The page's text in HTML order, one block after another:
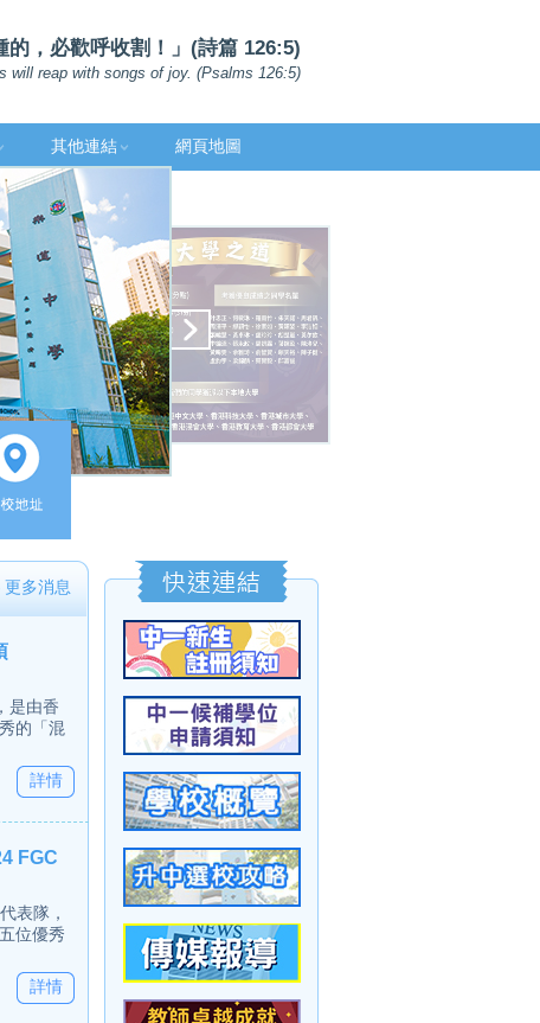
的，必歡呼收割！」(詩篇 126:5)
will reap with songs of joy. (Psalms 126:5)
其他連結 網頁地圖
更多消息
是由香
的「混
詳情
FGC
表隊，
位優秀
詳情